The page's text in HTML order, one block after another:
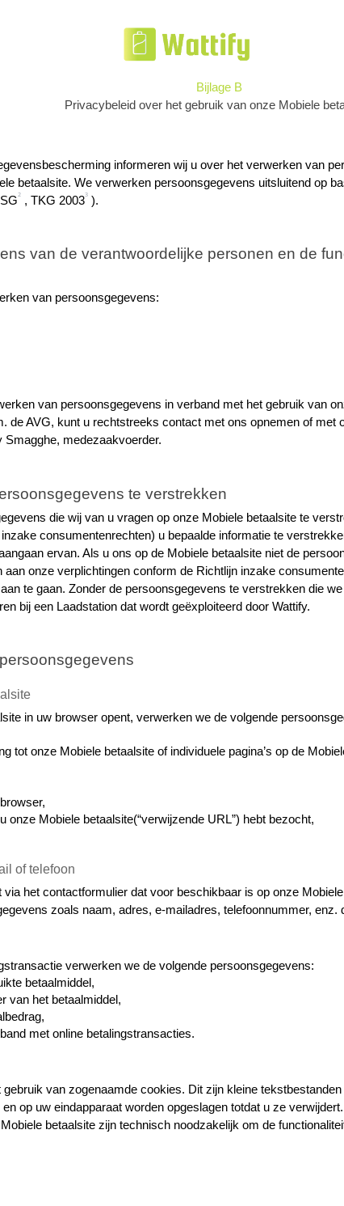
Bijlage B
Privacybeleid over het gebruik van onze Mobiele
informeren wij u over het verwerken van
betaalsite. We verwerken persoonsgegevens uitsluitend op
2 , TKG 20033 ).
van de verantwoordelijke personen en de
van persoonsgegevens:
van persoonsgegevens in verband met het gebruik van
de AVG, kunt u rechtstreeks contact met ons opnemen of met
medezaakvoerder.
te verstrekken
die wij van u vragen op onze Mobiele betaalsite te
consumentenrechten) u bepaalde informatie te
ervan. Als u ons op de Mobiele betaalsite niet de
aan onze verplichtingen conform de Richtlijn inzake
te gaan. Zonder de persoonsgegevens te verstrekken die
bij een Laadstation dat wordt geëxploiteerd door Wattify.
in uw browser opent, verwerken we de volgende
tot onze Mobiele betaalsite of individuele pagina’s op de
onze Mobiele betaalsite(“verwijzende URL”) hebt bezocht,
of telefoon
het contactformulier dat voor beschikbaar is op onze
zoals naam, adres, e-mailadres, telefoonnummer, enz.
verwerken we de volgende persoonsgegevens:
betaalmiddel,
van het betaalmiddel,
met online betalingstransacties.
van zogenaamde cookies. Dit zijn kleine
op uw eindapparaat worden opgeslagen totdat u ze
betaalsite zijn technisch noodzakelijk om de